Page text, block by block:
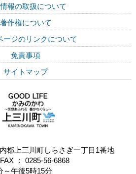
報の取扱について
著作権について
ージのリンクについて
免責事項
サイトマップ
郡上三川町しらさぎ一丁目1番地
： 0285-56-6868
～午後5時15分